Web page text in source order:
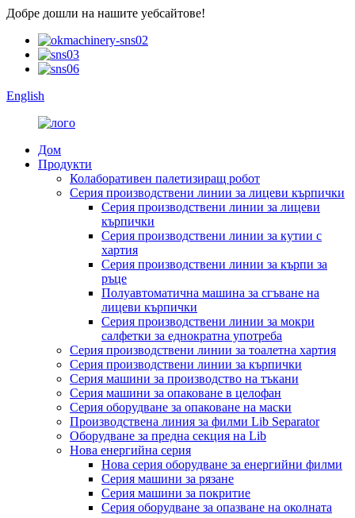
Добре дошли на нашите уебсайтове!
English
Дом
Продукти
Колаборативен палетизиращ робот
Серия производствени линии за лицеви кърпички
Серия производствени линии за лицеви
кърпички
Серия производствени линии за кутии с
хартия
Серия производствени линии за кърпи за
ръце
Полуавтоматична машина за сгъване на
лицеви кърпички
Серия производствени линии за мокри
салфетки за еднократна употреба
Серия производствени линии за тоалетна хартия
Серия производствени линии за кърпички
Серия машини за производство на тъкани
Серия машини за опаковане в целофан
Серия оборудване за опаковане на маски
Производствена линия за филми Lib Separator
Оборудване за предна секция на Lib
Нова енергийна серия
Нова серия оборудване за енергийни филми
Серия машини за рязане
Серия машини за покритие
Серия оборудване за опазване на околната